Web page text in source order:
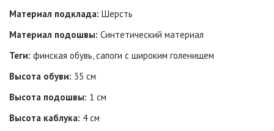
Материал подклада: Шерсть
Материал подошвы: Синтетический материал
Теги: финская обувь, сапоги с широким голенищем
Высота обуви: 35 см
Высота подошвы: 1 см
Высота каблука: 4 см